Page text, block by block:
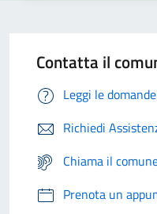
Contatta il
Leggi le
Richiedi
Chiama il
Prenota un